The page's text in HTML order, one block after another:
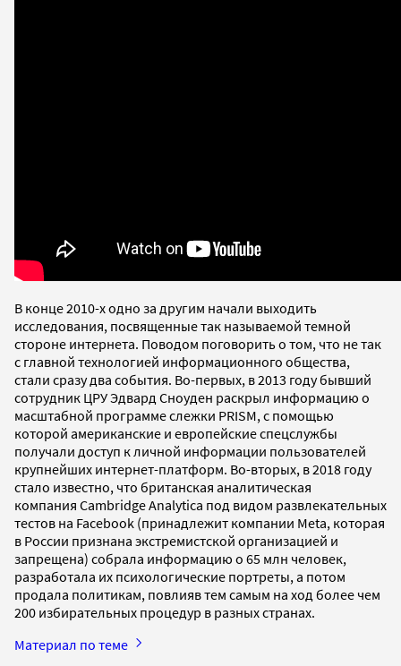
В конце 2010-х одно за другим начали выходить
исследования, посвященные так называемой темной
стороне интернета. Поводом поговорить о том, что не так
с главной технологией информационного общества,
стали сразу два события. Во-первых, в 2013 году бывший
сотрудник ЦРУ Эдвард Сноуден раскрыл информацию о
масштабной программе слежки PRISM, с помощью
которой американские и европейские спецслужбы
получали доступ к личной информации пользователей
крупнейших интернет-платформ. Во-вторых, в 2018 году
стало известно, что британская аналитическая
компания Cambridge Analytica под видом развлекательных
тестов на Facebook (принадлежит компании Meta, которая
в России признана экстремистской организацией и
запрещена) собрала информацию о 65 млн человек,
разработала их психологические портреты, а потом
продала политикам, повлияв тем самым на ход более чем
200 избирательных процедур в разных странах.
Материал по теме